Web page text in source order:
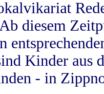
diesem
Kinder aus
- in